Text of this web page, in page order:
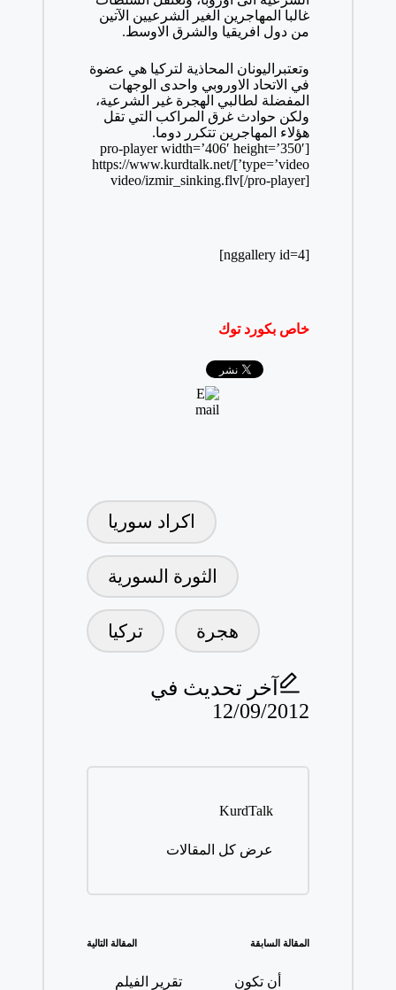
غالبا المهاجرين الغير الشرعيين الآتين
من دول افريقيا والشرق الاوسط.
وتعتبراليونان المحاذية لتركيا هي عضوة
في الاتحاد الاوروبي واحدى الوجهات
المفضلة لطالبي الهجرة غير الشرعية،
ولكن حوادث غرق المراكب التي تقل
هؤلاء المهاجرين تتكرر دوما.
[pro-player width=’406′ height=’350′
type=’video’]https://www.kurdtalk.net/
video/izmir_sinking.flv[/pro-player]
[nggallery id=4]
خاص بكورد توك
اكراد سوريا
الثورة السورية
تركيا هجرة
آخر تحديث في
12/09/2012
KurdTalk
عرض كل المقالات
تصفّح
المقالات
المقالة السابقة
أن تكون
المقالة التالية
تقرير الفيلم